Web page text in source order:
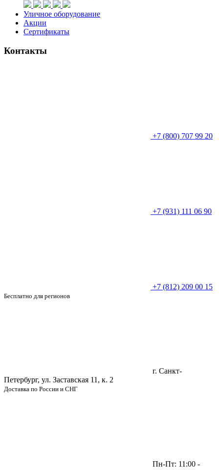
Уличное оборудование
Акции
Сертификаты
Контакты
+7 (800) 707 99 20
+7 (931) 111 06 90
+7 (812) 209 00 15
Бесплатно для регионов
г. Санкт-
Петербург, ул. Заставская 11, к. 2
Доставка по России и СНГ
Пн-Пт: 11:00 -